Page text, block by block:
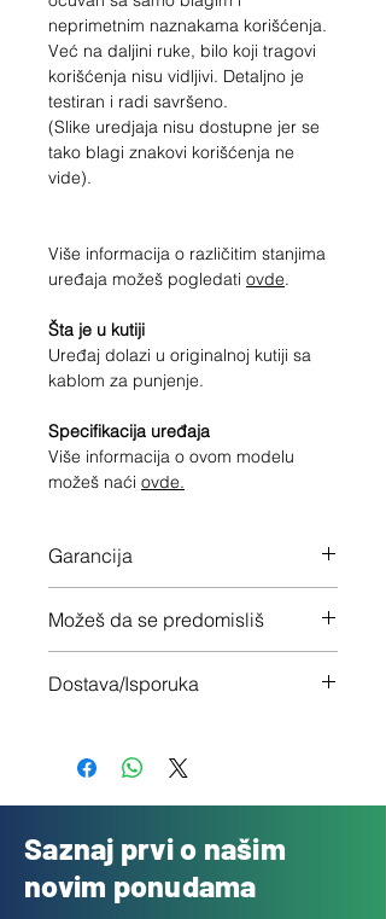
neprimetnim naznakama korišćenja.
Već na daljini ruke, bilo koji tragovi
korišćenja nisu vidljivi. Detaljno je
testiran i radi savršeno.
(Slike uredjaja nisu dostupne jer se
tako blagi znakovi korišćenja ne
vide).
Više informacija o različitim stanjima
uređaja možeš pogledati ovde.
Šta je u kutiji
Uređaj dolazi u originalnoj kutiji sa
kablom za punjenje.
Specifikacija uređaja
Više informacija o ovom modelu
možeš naći ovde.
Garancija
Možeš da se predomisliš
nisi zadovoljan
Dostava/Isporuka
Saznaj prvi o našim
novim ponudama